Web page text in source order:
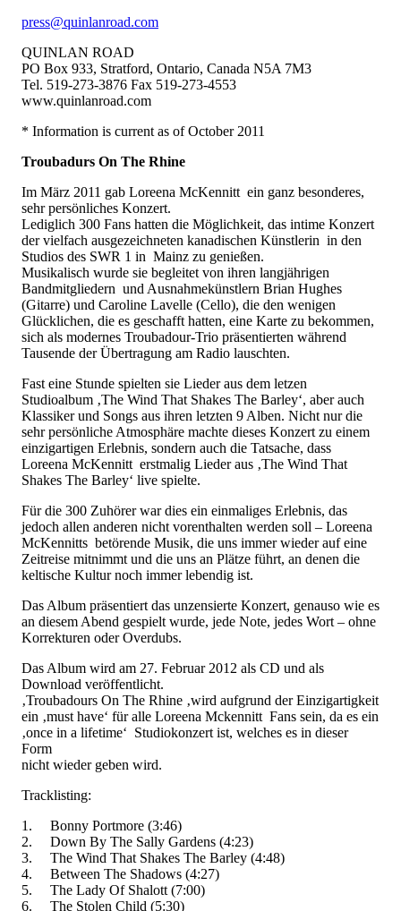
press@quinlanroad.com
QUINLAN ROAD
PO Box 933, Stratford, Ontario, Canada N5A 7M3
Tel. 519-273-3876 Fax 519-273-4553
www.quinlanroad.com
* Information is current as of October 2011
Troubadurs On The Rhine
Im März 2011 gab Loreena McKennitt ein ganz besonderes,
sehr persönliches Konzert.
Lediglich 300 Fans hatten die Möglichkeit, das intime Konzert
der vielfach ausgezeichneten kanadischen Künstlerin in den
Studios des SWR 1 in Mainz zu genießen.
Musikalisch wurde sie begleitet von ihren langjährigen
Bandmitgliedern und Ausnahmekünstlern Brian Hughes
(Gitarre) und Caroline Lavelle (Cello), die den wenigen
Glücklichen, die es geschafft hatten, eine Karte zu bekommen,
sich als modernes Troubadour-Trio präsentierten während
Tausende der Übertragung am Radio lauschten.
Fast eine Stunde spielten sie Lieder aus dem letzen
Studioalbum ‚The Wind That Shakes The Barley‘, aber auch
Klassiker und Songs aus ihren letzten 9 Alben. Nicht nur die
sehr persönliche Atmosphäre machte dieses Konzert zu einem
einzigartigen Erlebnis, sondern auch die Tatsache, dass
Loreena McKennitt erstmalig Lieder aus ‚The Wind That
Shakes The Barley‘ live spielte.
Für die 300 Zuhörer war dies ein einmaliges Erlebnis, das
jedoch allen anderen nicht vorenthalten werden soll – Loreena
McKennitts betörende Musik, die uns immer wieder auf eine
Zeitreise mitnimmt und die uns an Plätze führt, an denen die
keltische Kultur noch immer lebendig ist.
Das Album präsentiert das unzensierte Konzert, genauso wie es
an diesem Abend gespielt wurde, jede Note, jedes Wort – ohne
Korrekturen oder Overdubs.
Das Album wird am 27. Februar 2012 als CD und als
Download veröffentlicht.
‚Troubadours On The Rhine ‚wird aufgrund der Einzigartigkeit
ein ‚must have‘ für alle Loreena Mckennitt Fans sein, da es ein
‚once in a lifetime‘ Studiokonzert ist, welches es in dieser
Form
nicht wieder geben wird.
Tracklisting:
1. Bonny Portmore (3:46)
2. Down By The Sally Gardens (4:23)
3. The Wind That Shakes The Barley (4:48)
4. Between The Shadows (4:27)
5. The Lady Of Shalott (7:00)
6. The Stolen Child (5:30)